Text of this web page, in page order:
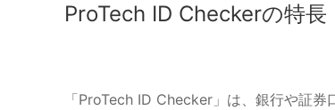
ProTech ID Checkerの特長
「ProTech ID Checker」は、銀行や証